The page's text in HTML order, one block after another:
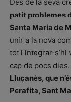
Des de la seva
patit problemes
Santa Maria de
unir a la nova
tot i integrar-s’hi
cap de pocs
Lluçanès, que
Perafita, Sant